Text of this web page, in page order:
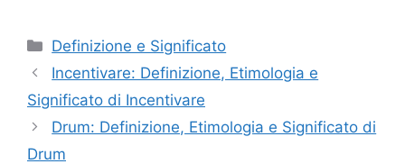
Categorie
Definizione e Significato
Incentivare: Definizione, Etimologia e
Significato di Incentivare
Drum: Definizione, Etimologia e Significato di
Drum